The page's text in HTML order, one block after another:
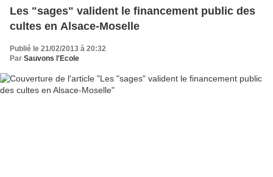
Les "sages" valident le financement public des
cultes en Alsace-Moselle
Publié le 21/02/2013 à 20:32
Par Sauvons l'Ecole